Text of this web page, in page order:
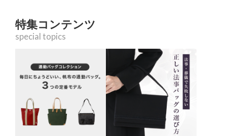
特集コンテンツ
special topics